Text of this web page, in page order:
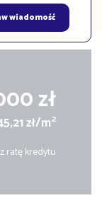
wiadomość
zł
zł/m2
ratę kredytu